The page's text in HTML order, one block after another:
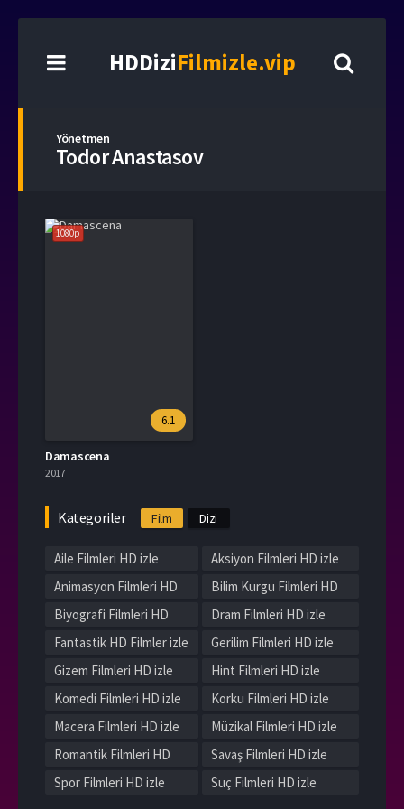
HDDiziFilmizle.vip
Yönetmen
Todor Anastasov
1080p
6.1
Damascena
2017
Kategoriler Film Dizi
Aile Filmleri HD izle
Aksiyon Filmleri HD izle
Animasyon Filmleri HD
izle
Bilim Kurgu Filmleri HD
izle
Biyografi Filmleri HD
izle
Dram Filmleri HD izle
Fantastik HD Filmler izle
Gerilim Filmleri HD izle
Gizem Filmleri HD izle
Hint Filmleri HD izle
Komedi Filmleri HD izle
Korku Filmleri HD izle
Macera Filmleri HD izle
Müzikal Filmleri HD izle
Romantik Filmleri HD
izle
Savaş Filmleri HD izle
Spor Filmleri HD izle
Suç Filmleri HD izle